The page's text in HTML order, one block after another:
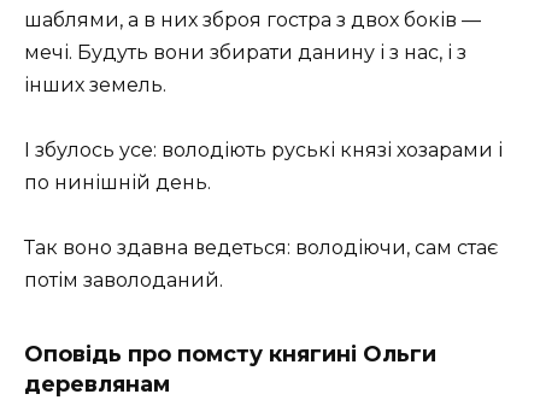
шаблями, а в них зброя гостра з двох боків —
мечі. Будуть вони збирати данину і з нас, і з
інших земель.
І збулось усе: володіють руські князі хозарами і
по нинішній день.
Так воно здавна ведеться: володіючи, сам стає
потім заволоданий.
Оповідь про помсту княгині Ольги
деревлянам